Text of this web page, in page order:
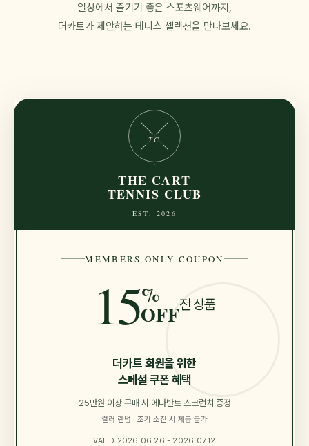
일상에서 즐기기 좋은 스포츠웨어까지,
더카트가 제안하는 테니스 셀렉션을 만나보세요.
TC
THE CART
TENNIS CLUB
EST. 2026
MEMBERS ONLY COUPON
15%
OFF전 상품
더카트 회원을 위한
스페셜 쿠폰 혜택
25만원 이상 구매 시 에나반트 스크런치 증정
컬러 랜덤 · 조기 소진 시 제공 불가
VALID 2026.06.26 - 2026.07.12